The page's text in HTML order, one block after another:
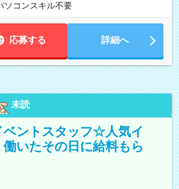
ソコンスキル不要
応募する 詳細へ
未読
ベントスタッフ☆人気イ
いたその日に給料もら